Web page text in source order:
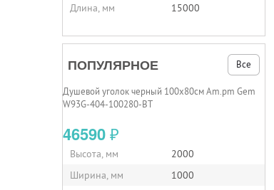
Длина, мм 15000
ПОПУЛЯРНОЕ Все
Душевой уголок черный 100x80см Am.pm Gem
W93G-404-100280-BT
46590 ₽
Высота, мм
2000
Ширина, мм
1000